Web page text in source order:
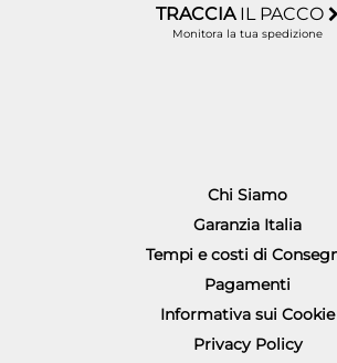
TRACCIA IL PACCO
Monitora la tua spedizione
Chi Siamo
Garanzia Italia
Tempi e costi di
Pagamenti
Informativa sui Cookie
Privacy Policy